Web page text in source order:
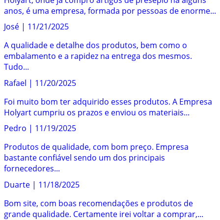
anos, é uma empresa, formada por pessoas de enorme...
José | 11/21/2025
A qualidade e detalhe dos produtos, bem como o
embalamento e a rapidez na entrega dos mesmos.
Tudo...
Rafael | 11/20/2025
Foi muito bom ter adquirido esses produtos. A Empresa
Holyart cumpriu os prazos e enviou os materiais...
Pedro | 11/19/2025
Produtos de qualidade, com bom preço. Empresa
bastante confiável sendo um dos principais
fornecedores...
Duarte | 11/18/2025
Bom site, com boas recomendações e produtos de
grande qualidade. Certamente irei voltar a comprar,...